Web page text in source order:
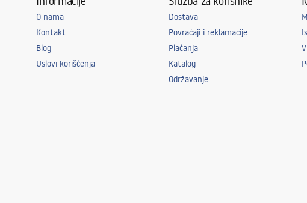
O nama
Kontakt
Blog
Uslovi korišćenja
Dostava
Povraćaji i reklamacije
Plaćanja
Katalog
Održavanje